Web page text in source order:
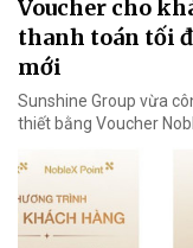
Voucher cho
thanh toán tối
mới
Sunshine Group vừa
thiết bằng Voucher